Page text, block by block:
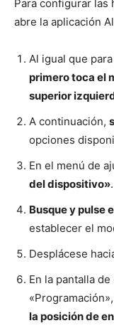
Para configurar las
abre la aplicación
Al igual que
primero toca el
superior
A continuación,
opciones
En el menú de
del dispositivo».
Busque y pulse
establecer el
Desplácese
En la pantalla
la posición de